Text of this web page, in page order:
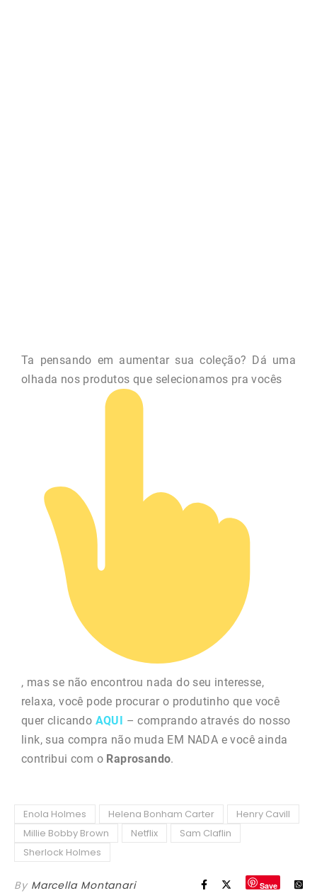
Ta pensando em aumentar sua coleção? Dá uma
olhada nos produtos que selecionamos pra vocês
, mas se não encontrou nada do seu interesse,
relaxa, você pode procurar o produtinho que você
quer clicando AQUI – comprando através do nosso
link, sua compra não muda EM NADA e você ainda
contribui com o Raprosando.
Enola Holmes Helena Bonham Carter
Henry Cavill
Millie Bobby Brown
Netflix
Sam Claflin
Sherlock Holmes
By Marcella Montanari Save